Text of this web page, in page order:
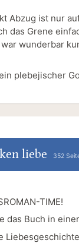
Abzug ist nur
das Grene
wunderbar
plebejischer
liebe 352
TIME!
das Buch in